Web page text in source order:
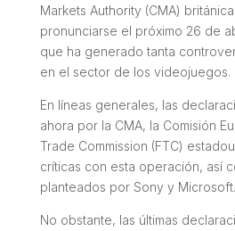
Markets Authority (CMA)
pronunciarse el próximo 26 de
que ha generado tanta
en el sector de los videojuegos.
En líneas generales, las
ahora por la CMA, la Comisión
Trade Commission (FTC)
críticas con esta operación, así
planteados por Sony y Microsoft.
No obstante, las últimas